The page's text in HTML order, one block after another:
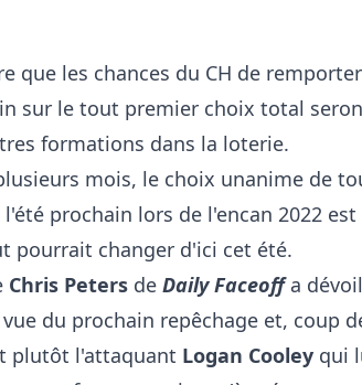
que les chances du CH de
sur le tout premier choix total
formations dans la loterie.
mois, le choix unanime de
prochain lors de l'encan 2022
pourrait changer d'ici cet été.
Chris Peters de Daily Faceoffa
du prochain repêchage et, coup
plutôt l'attaquant Logan Cooley qui